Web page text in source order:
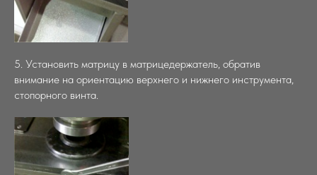
5. Установить матрицу в матрицедержатель, обратив
внимание на ориентацию верхнего и нижнего инструмента,
стопорного винта.